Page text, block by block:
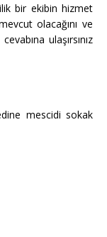
bir ekibin hizmet
olacağını ve
ulaşırsınız
mescidi sokak